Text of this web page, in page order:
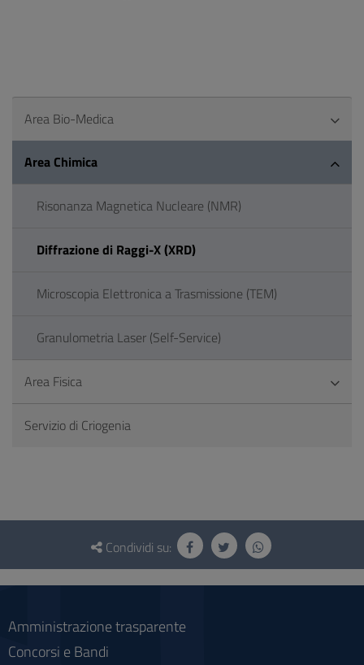
Area Bio-Medica
Area Chimica
Risonanza Magnetica Nucleare (NMR)
Diffrazione di Raggi-X (XRD)
Microscopia Elettronica a Trasmissione (TEM)
Granulometria Laser (Self-Service)
Area Fisica
Servizio di Criogenia
Questionario
social
Condividi su:
Amministrazione trasparente
Concorsi e Bandi